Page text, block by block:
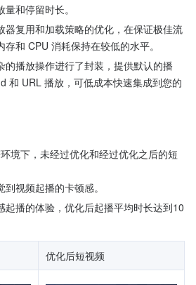
和停留时长。
器复用和加载策略的优化，在保证极佳流
和 CPU 消耗保持在较低的水平。
的播放操作进行了封装，提供默认的播
和 URL 播放，可低成本快速集成到您的
境下，未经过优化和经过优化之后的短
视频起播的卡顿感。
起播的体验，优化后起播平均时长达到10
优化后短视频